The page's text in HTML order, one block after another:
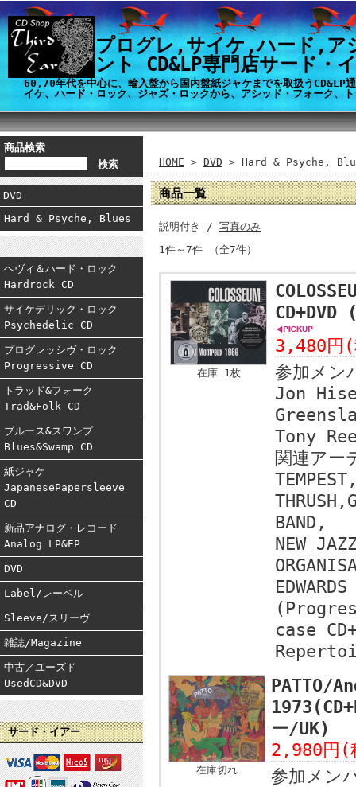
プログレ,サイケ,ハード,ア
ント CD&LP専門店サード・
60,70年代を中心に、輸入盤から国内盤紙ジャケまでを取扱うCD&LP
イケ、ハード・ロック、ジャズ・ロックから、アシッド・フォーク、
商品検索
DVD
Hard & Psyche, Blues
ヘヴィ＆ハード・ロック
Hardrock CD
サイケデリック・ロック
Psychedelic CD
プログレッシヴ・ロック
Progressive CD
トラッド&フォーク
Trad&Folk CD
ブルース&スワンプ
Blues&Swamp CD
紙ジャケ
JapanesePapersleeve
CD
新品アナログ・レコード
Analog LP&EP
DVD
Label/レーベル
Sleeve/スリーヴ
雑誌/Magazine
中古／ユーズド
UsedCD&DVD
サード・イアー
HOME > DVD > Hard & Psyche,
商品一覧
説明付き / 写真のみ
1件～7件 （全7件）
在庫 1枚
3,480円
参加メン
Jon
Tony
関連アー
BAND,
NEW
case
在庫切れ
PATTO/
ー/UK)
2,980円(
参加メン